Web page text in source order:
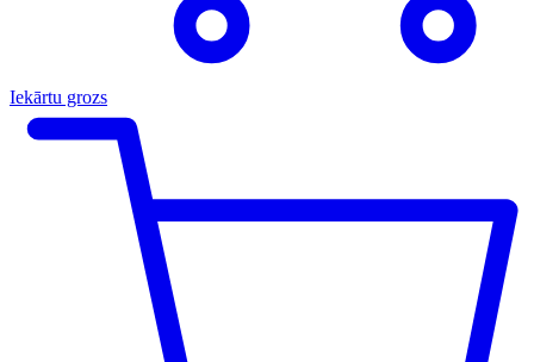
Iekārtu grozs